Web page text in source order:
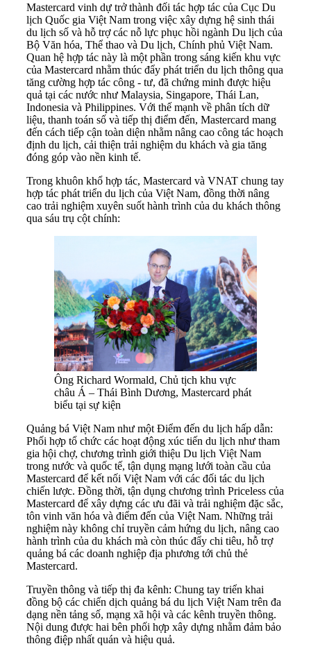
Mastercard vinh dự trở thành đối tác hợp tác của Cục Du
lịch Quốc gia Việt Nam trong việc xây dựng hệ sinh thái
du lịch số và hỗ trợ các nỗ lực phục hồi ngành Du lịch của
Bộ Văn hóa, Thể thao và Du lịch, Chính phủ Việt Nam.
Quan hệ hợp tác này là một phần trong sáng kiến khu vực
của Mastercard nhằm thúc đẩy phát triển du lịch thông qua
tăng cường hợp tác công - tư, đã chứng minh được hiệu
quả tại các nước như Malaysia, Singapore, Thái Lan,
Indonesia và Philippines. Với thế mạnh về phân tích dữ
liệu, thanh toán số và tiếp thị điểm đến, Mastercard mang
đến cách tiếp cận toàn diện nhằm nâng cao công tác hoạch
định du lịch, cải thiện trải nghiệm du khách và gia tăng
đóng góp vào nền kinh tế.
Trong khuôn khổ hợp tác, Mastercard và VNAT chung tay
hợp tác phát triển du lịch của Việt Nam, đồng thời nâng
cao trải nghiệm xuyên suốt hành trình của du khách thông
qua sáu trụ cột chính:
Ông Richard Wormald, Chủ tịch khu vực
châu Á – Thái Bình Dương, Mastercard phát
biểu tại sự kiện
Quảng bá Việt Nam như một Điểm đến du lịch hấp dẫn:
Phối hợp tổ chức các hoạt động xúc tiến du lịch như tham
gia hội chợ, chương trình giới thiệu Du lịch Việt Nam
trong nước và quốc tế, tận dụng mạng lưới toàn cầu của
Mastercard để kết nối Việt Nam với các đối tác du lịch
chiến lược. Đồng thời, tận dụng chương trình Priceless của
Mastercard để xây dựng các ưu đãi và trải nghiệm đặc sắc,
tôn vinh văn hóa và điểm đến của Việt Nam. Những trải
nghiệm này không chỉ truyền cảm hứng du lịch, nâng cao
hành trình của du khách mà còn thúc đẩy chi tiêu, hỗ trợ
quảng bá các doanh nghiệp địa phương tới chủ thẻ
Mastercard.
Truyền thông và tiếp thị đa kênh: Chung tay triển khai
đồng bộ các chiến dịch quảng bá du lịch Việt Nam trên đa
dạng nền tảng số, mạng xã hội và các kênh truyền thông.
Nội dung được hai bên phối hợp xây dựng nhằm đảm bảo
thông điệp nhất quán và hiệu quả.